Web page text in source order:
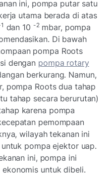
ini, pompa putar satu
utama berada di atas
dan 10 -2mbar, pompa
Di bawah
pompa Roots
dengan pompa rotary
berkurang. Namun,
pompa Roots dua tahap
tahap secara berurutan)
karena pompa
pemompaan
wilayah tekanan ini
pompa ejektor uap.
ini, pompa ini
untuk dibeli.